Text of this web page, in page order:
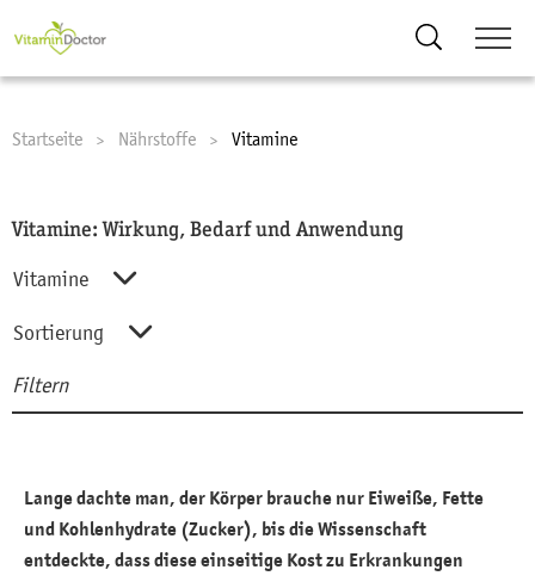
Startseite Nährstoffe Current:
Vitamine
Vitamine: Wirkung, Bedarf und Anwendung
Vitamine
Alle Nährstoffe
Aminosäuren
Mineralstoffe
Probiotika und Ballaststoffe
Sortierung
Sortierung
Filtern
Lange dachte man, der Körper brauche nur Eiweiße, Fette
und Kohlenhydrate (Zucker), bis die Wissenschaft
entdeckte, dass diese einseitige Kost zu Erkrankungen